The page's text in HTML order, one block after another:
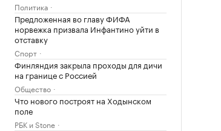
Политика
Предложенная во главу ФИФА
норвежка призвала Инфантино уйти в
отставку
Спорт
Финляндия закрыла проходы для дичи
на границе с Россией
Общество
Что нового построят на Ходынском
поле
РБК и Stone